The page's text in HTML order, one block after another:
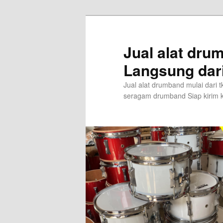
Jual alat
Langsung
Jual alat drumband mulai dari
seragam drumband Siap kirim